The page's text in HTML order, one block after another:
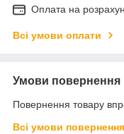
Оплата на
Всі умови оплати
Умови повернення
Повернення товару
Всі умови повернення